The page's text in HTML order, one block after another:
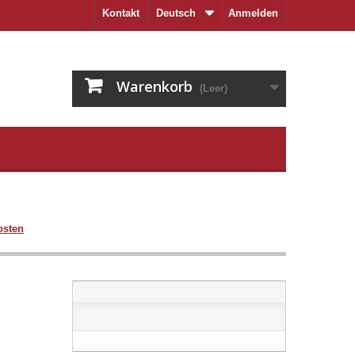
Anmelden
Deutsch
Kontakt
Warenkorb (Leer)